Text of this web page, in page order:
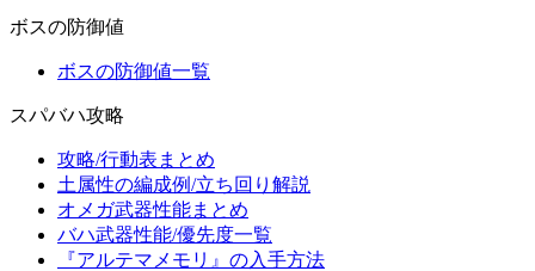
ボスの防御値
ボスの防御値一覧
スパバハ攻略
攻略/行動表まとめ
土属性の編成例/立ち回り解説
オメガ武器性能まとめ
バハ武器性能/優先度一覧
『アルテマメモリ』の入手方法